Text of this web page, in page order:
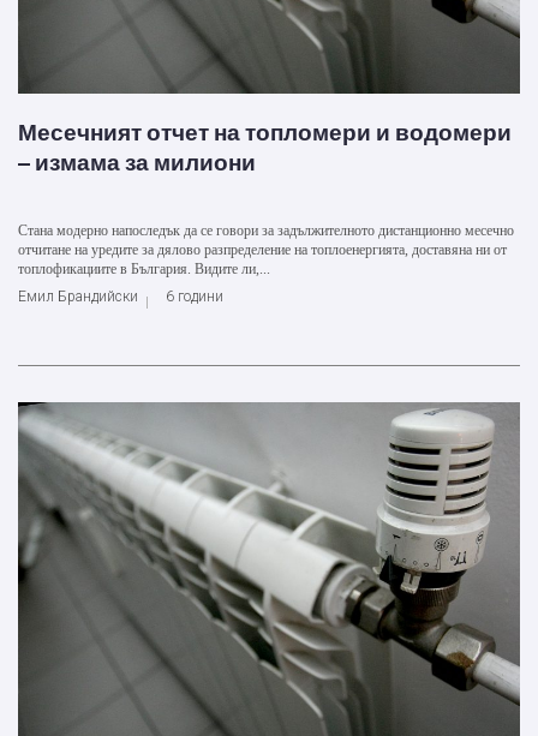
Месечният отчет на топломери и водомери
– измама за милиони
Стана модерно напоследък да се говори за задължителното дистанционно месечно
отчитане на уредите за дялово разпределение на топлоенергията, доставяна ни от
топлофикациите в България. Видите ли,...
Емил Брандийски
6 години